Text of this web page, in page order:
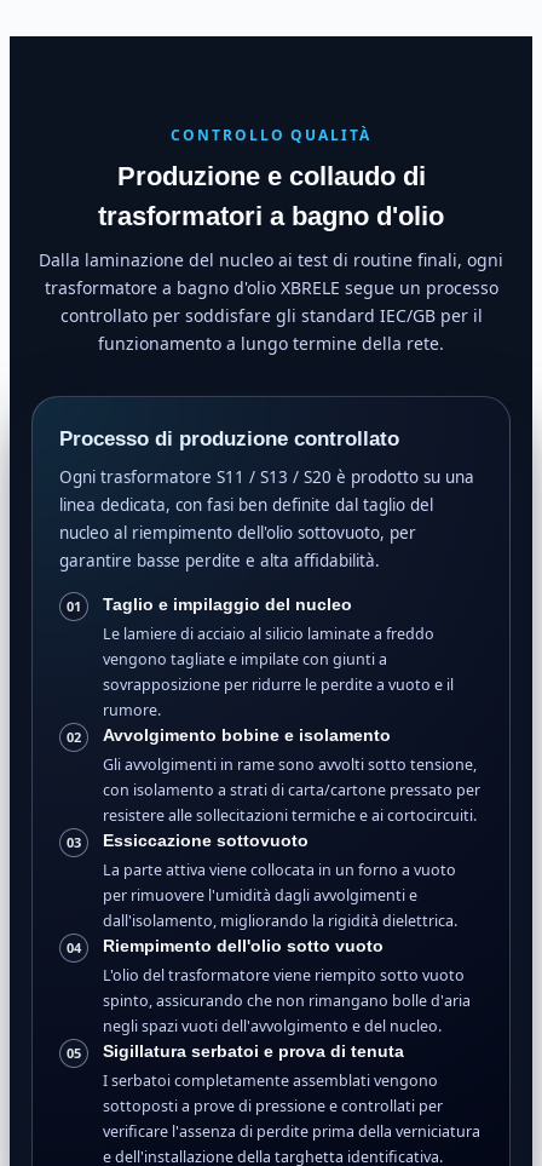
CONTROLLO QUALITÀ
Produzione e collaudo di
trasformatori a bagno d'olio
Dalla laminazione del nucleo ai test di routine finali, ogni
trasformatore a bagno d'olio XBRELE segue un processo
controllato per soddisfare gli standard IEC/GB per il
funzionamento a lungo termine della rete.
Processo di produzione controllato
Ogni trasformatore S11 / S13 / S20 è prodotto su una
linea dedicata, con fasi ben definite dal taglio del
nucleo al riempimento dell'olio sottovuoto, per
garantire basse perdite e alta affidabilità.
01 Taglio e impilaggio del nucleo
Le lamiere di acciaio al silicio laminate a freddo
vengono tagliate e impilate con giunti a
sovrapposizione per ridurre le perdite a vuoto e il
rumore.
02 Avvolgimento bobine e isolamento
Gli avvolgimenti in rame sono avvolti sotto tensione,
con isolamento a strati di carta/cartone pressato per
resistere alle sollecitazioni termiche e ai cortocircuiti.
03 Essiccazione sottovuoto
La parte attiva viene collocata in un forno a vuoto
per rimuovere l'umidità dagli avvolgimenti e
dall'isolamento, migliorando la rigidità dielettrica.
04 Riempimento dell'olio sotto vuoto
L'olio del trasformatore viene riempito sotto vuoto
spinto, assicurando che non rimangano bolle d'aria
negli spazi vuoti dell'avvolgimento e del nucleo.
05 Sigillatura serbatoi e prova di tenuta
I serbatoi completamente assemblati vengono
sottoposti a prove di pressione e controllati per
verificare l'assenza di perdite prima della verniciatura
e dell'installazione della targhetta identificativa.